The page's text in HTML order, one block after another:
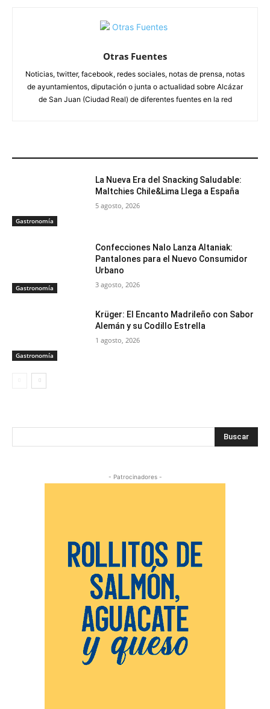
Otras Fuentes
Noticias, twitter, facebook, redes sociales, notas de prensa, notas
de ayuntamientos, diputación o junta o actualidad sobre Alcázar
de San Juan (Ciudad Real) de diferentes fuentes en la red
Gastronomía
La Nueva Era del Snacking Saludable:
Maltchies Chile&Lima Llega a España
5 agosto, 2026
Gastronomía
Confecciones Nalo Lanza Altaniak:
Pantalones para el Nuevo Consumidor
Urbano
3 agosto, 2026
Gastronomía
Krüger: El Encanto Madrileño con Sabor
Alemán y su Codillo Estrella
1 agosto, 2026
Buscar
- Patrocinadores -